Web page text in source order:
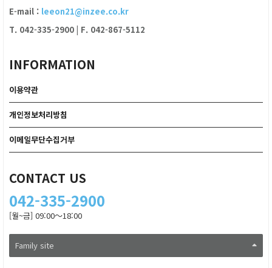
E-mail : leeon21@inzee.co.kr
T. 042-335-2900 | F. 042-867-5112
INFORMATION
이용약관
개인정보처리방침
이메일무단수집거부
CONTACT US
042-335-2900
[월~금] 09:00～18:00
Family site